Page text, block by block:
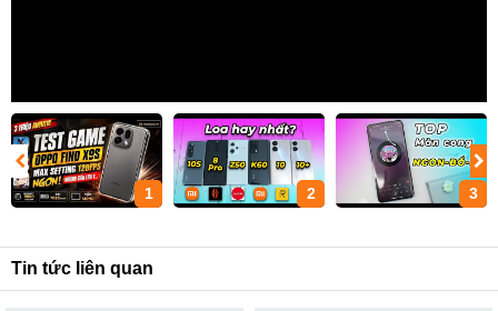
1 2 3
Tin tức liên quan